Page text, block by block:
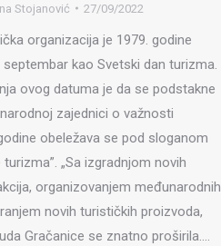
Stojanović 27/09/2022
organizacija je 1979. godine
kao Svetski dan turizma.
ovog datuma je da se podstakne
zajednici o važnosti
obeležava se pod sloganom
turizma”. „Sa izgradnjom novih
organizovanjem međunarodnih
novih turističkih proizvoda,
Gračanice se znatno proširila.…